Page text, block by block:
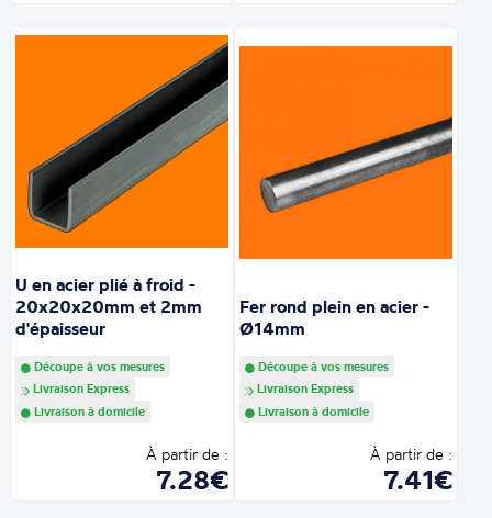
U en acier plié à froid -
20x20x20mm et 2mm
d'épaisseur
Découpe à vos mesures
Livraison Express
Livraison à domicile
À partir de :
7.28€
Fer rond plein en acier -
Ø14mm
Découpe à vos mesures
Livraison Express
Livraison à domicile
À partir de :
7.41€